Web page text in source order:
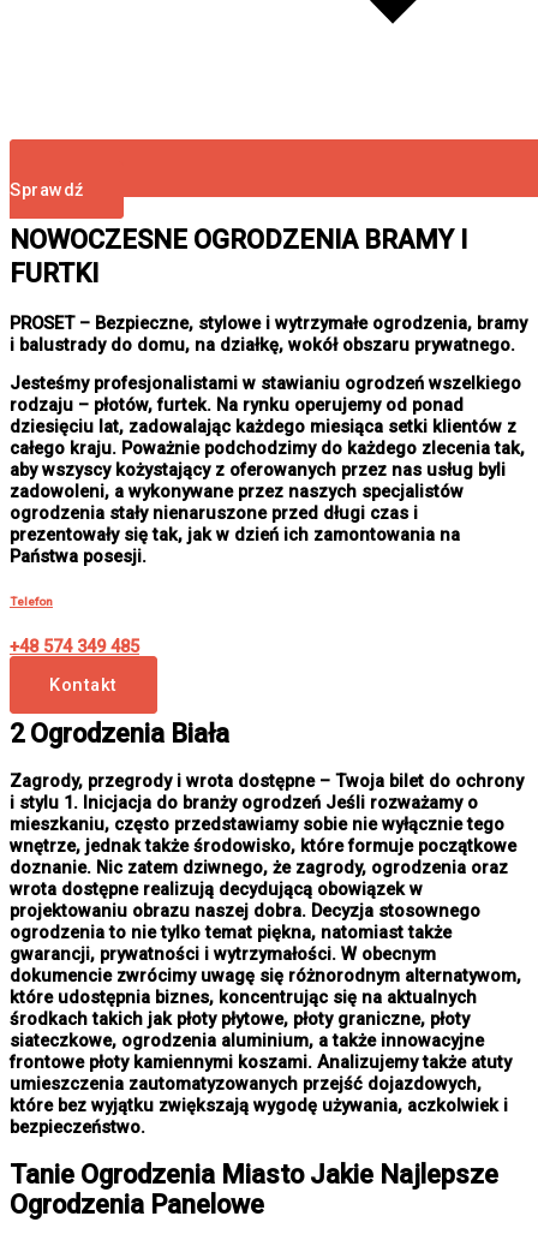
Sprawdź
NOWOCZESNE OGRODZENIA BRAMY I
FURTKI
PROSET – Bezpieczne, stylowe i wytrzymałe ogrodzenia, bramy
i balustrady do domu, na działkę, wokół obszaru prywatnego.
Jesteśmy profesjonalistami w stawianiu ogrodzeń wszelkiego
rodzaju – płotów, furtek. Na rynku operujemy od ponad
dziesięciu lat, zadowalając każdego miesiąca setki klientów z
całego kraju. Poważnie podchodzimy do każdego zlecenia tak,
aby wszyscy kożystający z oferowanych przez nas usług byli
zadowoleni, a wykonywane przez naszych specjalistów
ogrodzenia stały nienaruszone przed długi czas i
prezentowały się tak, jak w dzień ich zamontowania na
Państwa posesji.
Telefon
+48 574 349 485
Kontakt
2 Ogrodzenia Biała
Zagrody, przegrody i wrota dostępne – Twoja bilet do ochrony
i stylu 1. Inicjacja do branży ogrodzeń Jeśli rozważamy o
mieszkaniu, często przedstawiamy sobie nie wyłącznie tego
wnętrze, jednak także środowisko, które formuje początkowe
doznanie. Nic zatem dziwnego, że zagrody, ogrodzenia oraz
wrota dostępne realizują decydującą obowiązek w
projektowaniu obrazu naszej dobra. Decyzja stosownego
ogrodzenia to nie tylko temat piękna, natomiast także
gwarancji, prywatności i wytrzymałości. W obecnym
dokumencie zwrócimy uwagę się różnorodnym alternatywom,
które udostępnia biznes, koncentrując się na aktualnych
środkach takich jak płoty płytowe, płoty graniczne, płoty
siateczkowe, ogrodzenia aluminium, a także innowacyjne
frontowe płoty kamiennymi koszami. Analizujemy także atuty
umieszczenia zautomatyzowanych przejść dojazdowych,
które bez wyjątku zwiększają wygodę używania, aczkolwiek i
bezpieczeństwo.
Tanie Ogrodzenia MiastoJakie Najlepsze
Ogrodzenia Panelowe